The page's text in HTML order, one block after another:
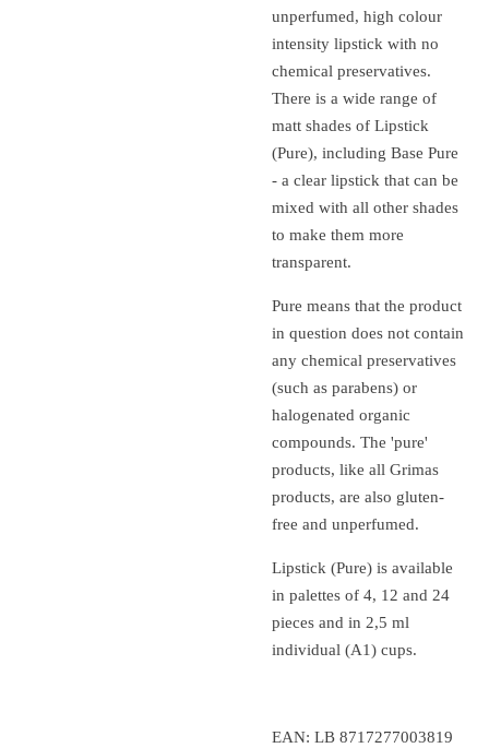
unperfumed, high colour
intensity lipstick with no
chemical preservatives.
There is a wide range of
matt shades of Lipstick
(Pure), including Base Pure
- a clear lipstick that can be
mixed with all other shades
to make them more
transparent.
Pure means that the product
in question does not contain
any chemical preservatives
(such as parabens) or
halogenated organic
compounds. The 'pure'
products, like all Grimas
products, are also gluten-
free and unperfumed.
Lipstick (Pure) is available
in palettes of 4, 12 and 24
pieces and in 2,5 ml
individual (A1) cups.
EAN: LB 8717277003819